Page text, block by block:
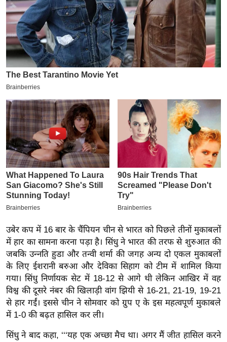
ट
I
P
L
2
0
2
6
क्रा
इ
म
ई
-
पे
प
र
मि
सा
ल
बे
मि
सा
ल
श
उबेर कप में 16 बार के चैंपियन चीन से भारत को पिछले तीनों मुकाबलों
में हार का सामना करना पड़ा है। सिंधु ने भारत की तरफ से शुरुआत की
जबकि उन्नति हुडा और तन्वी शर्मा की जगह अन्य दो एकल मुकाबलों
के लिए ईशरानी बरुआ और देविका सिहाग को टीम में शामिल किया
गया। सिंधु निर्णायक सेट में 18-12 से आगे थी लेकिन आखिर में वह
विश्व की दूसरे नंबर की खिलाड़ी वांग झियी से 16-21, 21-19, 19-21
से हार गईं। इससे चीन ने सोमवार को ग्रुप ए के इस महत्वपूर्ण मुकाबले
में 1-0 की बढ़त हासिल कर ली।
सिंधु ने बाद कहा, ‘‘‘यह एक अच्छा मैच था। अगर मैं जीत हासिल करने